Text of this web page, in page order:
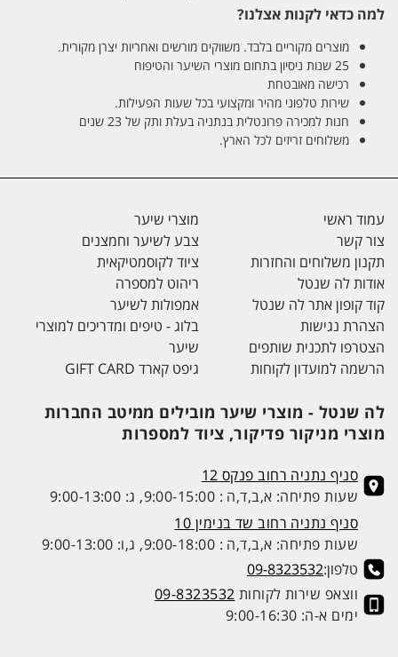
למה כדאי לקנות אצלנו?
מוצרים מקוריים בלבד. משווקים מורשים ואחריות יצרן מקורית.
25 שנות ניסיון בתחום מוצרי השיער והטיפוח
רכישה מאובטחת
שירות טלפוני מהיר ומקצועי בכל שעות הפעילות.
חנות למכירה פרונטלית בנתניה בעלת ותק של 23 שנים
משלוחים זריזים לכל הארץ.
עמוד ראשי
צור קשר
תקנון משלוחים והחזרות
אודות לה שנטל
קוד קופון אתר לה שנטל
הצהרת נגישות
הצטרפו לתכנית שותפים
הרשמה למועדון לקוחות
מוצרי שיער
צבע לשיער וחמצנים
ציוד לקוסמטיקאית
ריהוט למספרה
אמפולות לשיער
בלוג - טיפים ומדריכים למוצרי
שיער
גיפט קארד GIFT CARD
לה שנטל - מוצרי שיער מובילים ממיטב החברות
מוצרי מניקור פדיקור, ציוד למספרות
סניף נתניה רחוב פנקס 12
שעות פתיחה: א,ב,ד,ה : 9:00-15:00, ג: 9:00-13:00
סניף נתניה רחוב שד בנימין 10
שעות פתיחה: א,ב,ד,ה : 9:00-18:00, ג,ו: 9:00-13:00
טלפון:09-8323532
ווצאפ שירות לקוחות 09-8323532
ימים א-ה: 9:00-16:30